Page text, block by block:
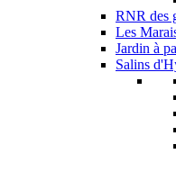
RNR des
Les
Jardin à
Salins